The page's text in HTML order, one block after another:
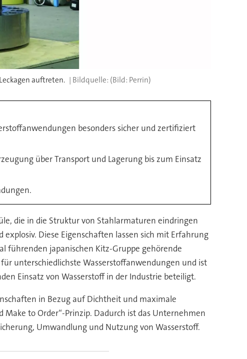
auftreten. (Bild: Perrin)
besonders sicher und zertifiziert
über Transport und Lagerung bis zum Einsatz
die in die Struktur von Stahlarmaturen eindringen
Diese Eigenschaften lassen sich mit Erfahrung
führenden japanischen Kitz-Gruppe gehörende
unterschiedlichste Wasserstoffanwendungen und ist
Einsatz von Wasserstoff in der Industrie beteiligt.
in Bezug auf Dichtheit und maximale
to Order“-Prinzip. Dadurch ist das Unternehmen
Umwandlung und Nutzung von Wasserstoff.